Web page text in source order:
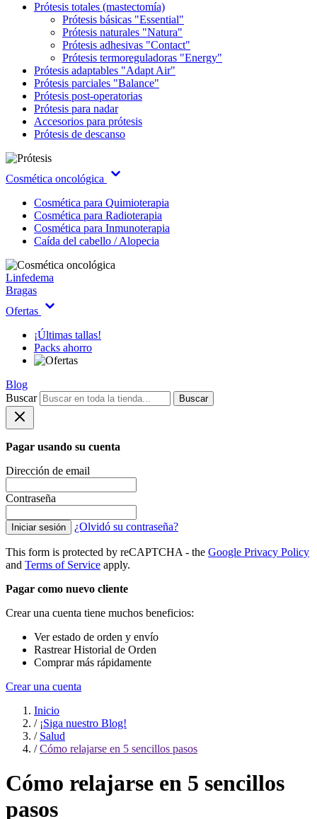
Prótesis totales (mastectomía)
Prótesis básicas "Essential"
Prótesis naturales "Natura"
Prótesis adhesivas "Contact"
Prótesis termoreguladoras "Energy"
Prótesis adaptables "Adapt Air"
Prótesis parciales "Balance"
Prótesis post-operatorias
Prótesis para nadar
Accesorios para prótesis
Prótesis de descanso
Cosmética oncológica
Cosmética para Quimioterapia
Cosmética para Radioterapia
Cosmética para Inmunoterapia
Caída del cabello / Alopecia
Linfedema
Bragas
Ofertas
¡Últimas tallas!
Packs ahorro
Blog
Buscar
Buscar
Pagar usando su cuenta
Dirección de email
Contraseña
Iniciar sesión ¿Olvidó su contraseña?
This form is protected by reCAPTCHA - the Google Privacy Policy
and Terms of Service apply.
Pagar como nuevo cliente
Crear una cuenta tiene muchos beneficios:
Ver estado de orden y envío
Rastrear Historial de Orden
Comprar más rápidamente
Crear una cuenta
Inicio
/ ¡Siga nuestro Blog!
/ Salud
/ Cómo relajarse en 5 sencillos pasos
Cómo relajarse en 5 sencillos
pasos